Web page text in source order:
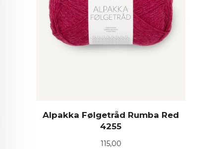
Alpakka Følgetråd Rumba Red
4255
Pris
115,00